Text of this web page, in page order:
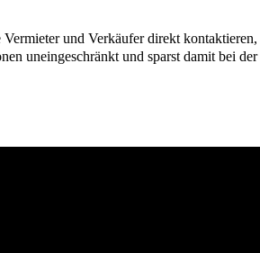
und Verkäufer direkt
uneingeschränkt und sparst damit bei